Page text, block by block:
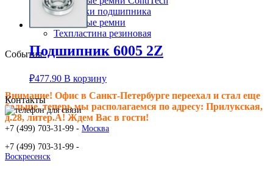
Сальники подшипника
Клиновые ремни
Техпластина резиновая
События
Внимание! Офис в Санкт-Петербурге переехал и стал еще
больше, теперь мы располагаемся по адресу: Прилукская,
д.28, литер.А! Ждем Вас в гости!
Подшипник 6005 2Z
₽477.90 В корзину
Контакты
+7 (499) 703-31-99 - Москва
+7 (499) 703-31-99 -
Воскресенск